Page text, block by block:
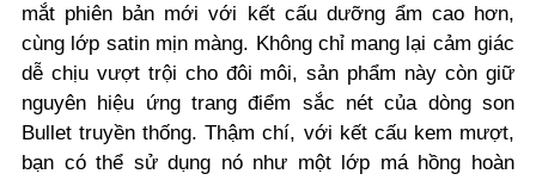
mắt phiên bản mới với kết cấu dưỡng ẩm cao hơn,
cùng lớp satin mịn màng. Không chỉ mang lại cảm giác
dễ chịu vượt trội cho đôi môi, sản phẩm này còn giữ
nguyên hiệu ứng trang điểm sắc nét của dòng son
Bullet truyền thống. Thậm chí, với kết cấu kem mượt,
bạn có thể sử dụng nó như một lớp má hồng hoàn